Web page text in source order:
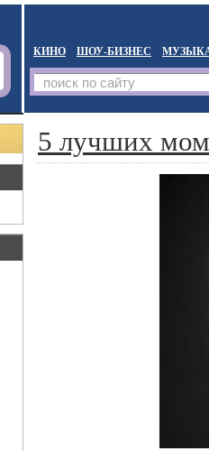
КИНО ШОУ-БИЗНЕС
5 лучших